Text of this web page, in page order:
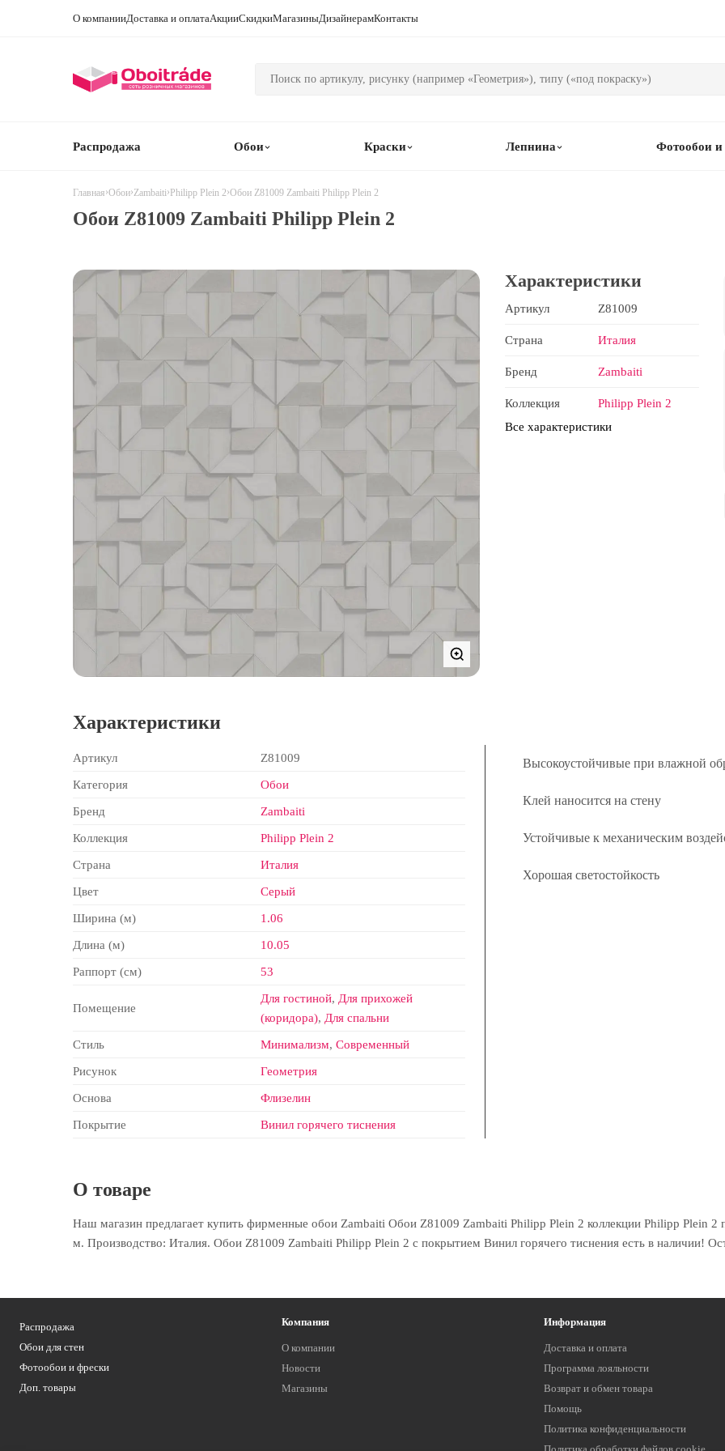
О компанииДоставка и оплатаАкцииСкидкиМагазиныДизайнерамКонтакты
Распродажа Обои Краски Лепнина Фотообои и
Главная›Обои›Zambaiti› Philipp Plein 2›Обои Z81009 Zambaiti Philipp Plein 2
Обои Z81009 Zambaiti Philipp Plein 2
Характеристики
Артикул Z81009
Страна Италия
Бренд Zambaiti
Коллекция
Philipp Plein 2
Все характеристики
Характеристики
Артикул Z81009
Категория Обои
Бренд Zambaiti
Коллекция Philipp Plein 2
Страна Италия
Цвет Серый
Ширина (м) 1.06
Длина (м) 10.05
Раппорт (см) 53
Помещение
Для гостиной, Для прихожей
(коридора), Для спальни
Стиль Минимализм, Современный
Рисунок Геометрия
Основа Флизелин
Покрытие Винил горячего тиснения
Высокоустойчивые при влажной
Клей наносится на стену
Устойчивые к механическим
Хорошая светостойкость
О товаре
Наш магазин предлагает купить фирменные обои Zambaiti Обои Z81009 Zambaiti Philipp Plein 2 коллекции Philipp Plein
м. Производство: Италия. Обои Z81009 Zambaiti Philipp Plein 2 с покрытием Винил горячего тиснения есть в наличии!
Распродажа
Обои для стен
Фотообои и фрески
Доп. товары
Компания
О компании
Новости
Магазины
Информация
Доставка и оплата
Программа лояльности
Возврат и обмен товара
Помощь
Политика конфиденциальности